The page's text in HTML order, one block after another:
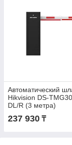
Автоматический
Hikvision DS-
DL/R (3 метра)
237 930 ₸